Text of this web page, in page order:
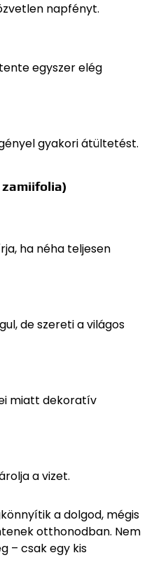
napfényt.
egyszer elég
gyakori átültetést.
zamiifolia)
ha néha teljesen
de szereti a világos
miatt dekoratív
a vizet.
a dolgod, mégis
otthonodban. Nem
– csak egy kis